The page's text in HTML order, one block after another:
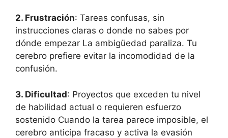
2. Frustración: Tareas confusas, sin
instrucciones claras o donde no sabes por
dónde empezar La ambigüedad paraliza. Tu
cerebro prefiere evitar la incomodidad de la
confusión.
3. Dificultad: Proyectos que exceden tu nivel
de habilidad actual o requieren esfuerzo
sostenido Cuando la tarea parece imposible, el
cerebro anticipa fracaso y activa la evasión